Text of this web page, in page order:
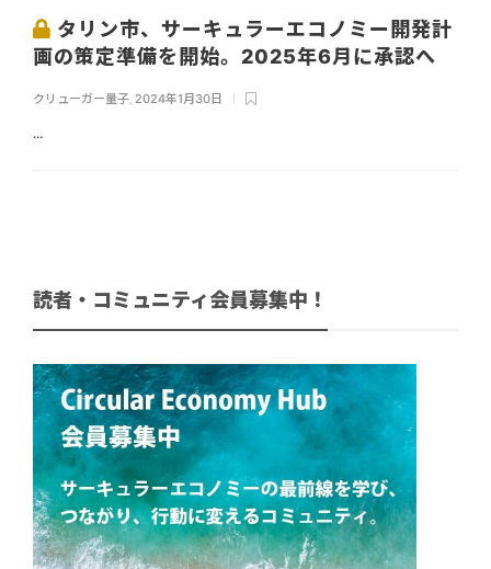
タリン市、サーキュラーエコノミー開発計
画の策定準備を開始。2025年6月に承認へ
クリューガー量子 2024年1月30日
...
読者・コミュニティ会員募集中！